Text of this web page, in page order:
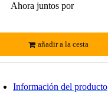
Ahora juntos por
añadir a la cesta
Información del producto